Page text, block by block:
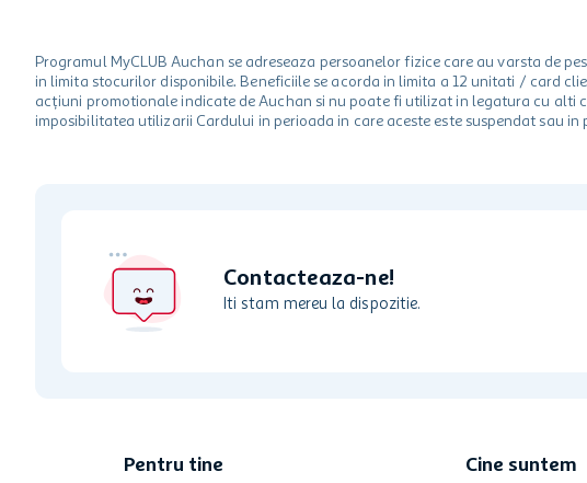
Programul MyCLUB Auchan se adreseaza persoanelor fizice care au varsta de
in limita stocurilor disponibile. Beneficiile se acorda in limita a 12 unitati / card
acțiuni promotionale indicate de Auchan si nu poate fi utilizat in legatura cu alti
imposibilitatea utilizarii Cardului in perioada in care aceste este suspendat sau
Contacteaza-ne!
Iti stam mereu la dispozitie.
Pentru tine Cine suntem